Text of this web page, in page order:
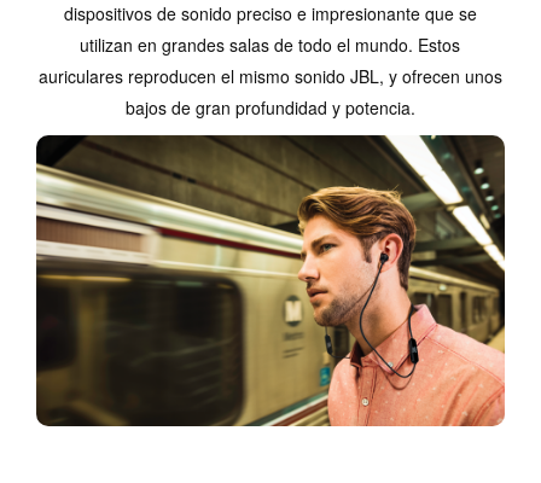
dispositivos de sonido preciso e impresionante que se
utilizan en grandes salas de todo el mundo. Estos
auriculares reproducen el mismo sonido JBL, y ofrecen unos
bajos de gran profundidad y potencia.